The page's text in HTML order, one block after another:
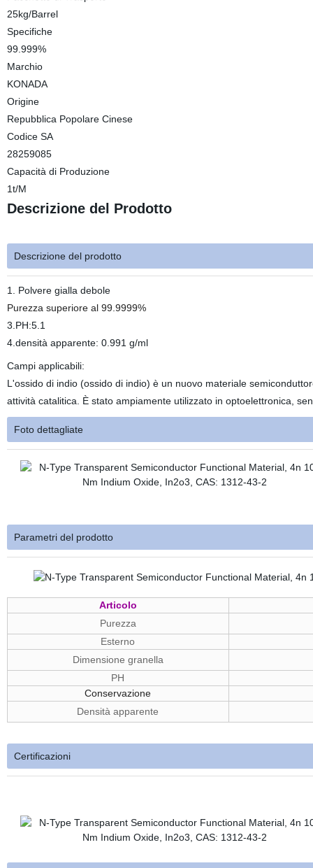
25kg/Barrel
Specifiche
99.999%
Marchio
KONADA
Origine
Repubblica Popolare Cinese
Codice SA
28259085
Capacità di Produzione
1t/M
Descrizione del Prodotto
Descrizione del prodotto
1. Polvere gialla debole
Purezza superiore al 99.9999%
3.PH:5.1
4.densità apparente: 0.991 g/ml
Campi applicabili:
L'ossido di indio (ossido di indio) è un nuovo materiale
attività catalitica. È stato ampiamente utilizzato in optoelettronica,
Foto dettagliate
Parametri del prodotto
Articolo
Purezza
Esterno
Dimensione granella
PH
Conservazione
Densità apparente
Certificazioni